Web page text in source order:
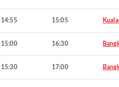
14:55 15:05
15:00 16:30
15:30 17:00